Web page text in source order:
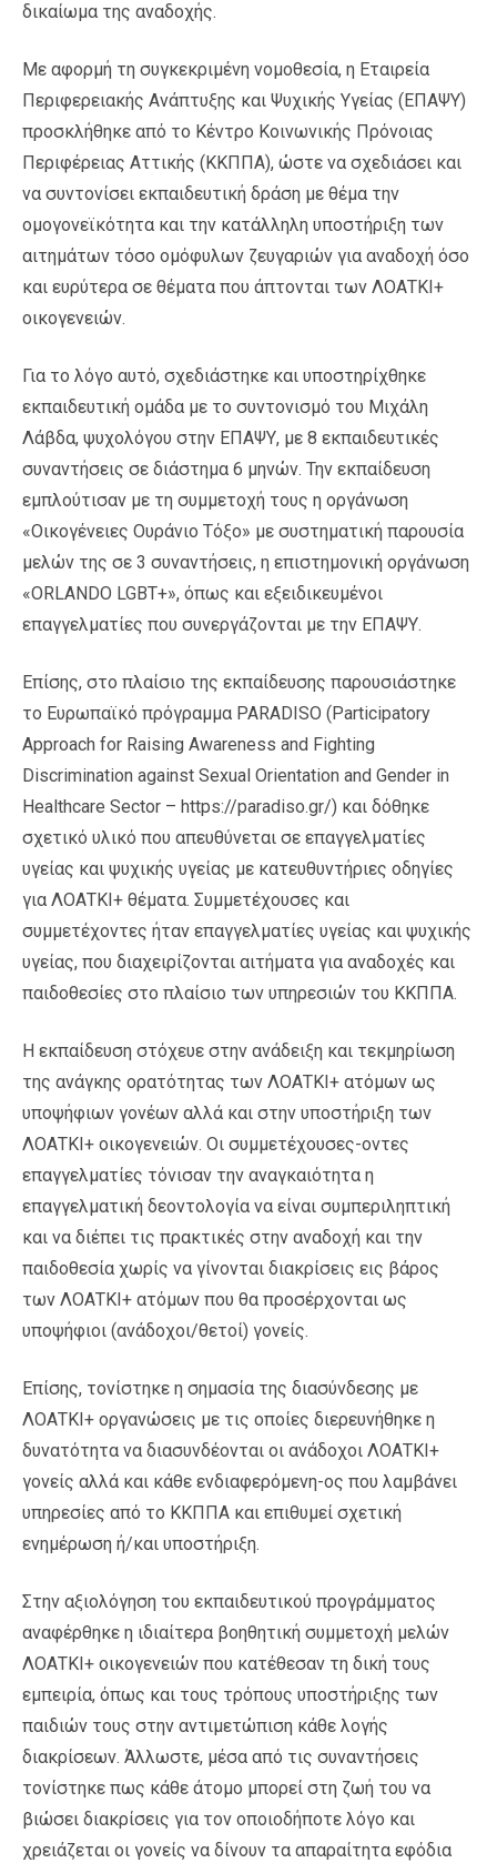
δικαίωμα της αναδοχής.
Με αφορμή τη συγκεκριμένη νομοθεσία, η Εταιρεία
Περιφερειακής Ανάπτυξης και Ψυχικής Υγείας (ΕΠΑΨΥ)
προσκλήθηκε από το Κέντρο Κοινωνικής Πρόνοιας
Περιφέρειας Αττικής (ΚΚΠΠΑ), ώστε να σχεδιάσει και
να συντονίσει εκπαιδευτική δράση με θέμα την
ομογονεϊκότητα και την κατάλληλη υποστήριξη των
αιτημάτων τόσο ομόφυλων ζευγαριών για αναδοχή όσο
και ευρύτερα σε θέματα που άπτονται των ΛΟΑΤΚΙ+
οικογενειών.
Για το λόγο αυτό, σχεδιάστηκε και υποστηρίχθηκε
εκπαιδευτική ομάδα με το συντονισμό του Μιχάλη
Λάβδα, ψυχολόγου στην ΕΠΑΨΥ, με 8 εκπαιδευτικές
συναντήσεις σε διάστημα 6 μηνών. Την εκπαίδευση
εμπλούτισαν με τη συμμετοχή τους η οργάνωση
«Οικογένειες Ουράνιο Τόξο» με συστηματική παρουσία
μελών της σε 3 συναντήσεις, η επιστημονική οργάνωση
«ORLANDO LGBT+», όπως και εξειδικευμένοι
επαγγελματίες που συνεργάζονται με την ΕΠΑΨΥ.
Επίσης, στο πλαίσιο της εκπαίδευσης παρουσιάστηκε
το Ευρωπαϊκό πρόγραμμα PARADISO (Participatory
Approach for Raising Awareness and Fighting
Discrimination against Sexual Orientation and Gender in
Healthcare Sector – https://paradiso.gr/) και δόθηκε
σχετικό υλικό που απευθύνεται σε επαγγελματίες
υγείας και ψυχικής υγείας με κατευθυντήριες οδηγίες
για ΛΟΑΤΚΙ+ θέματα. Συμμετέχουσες και
συμμετέχοντες ήταν επαγγελματίες υγείας και ψυχικής
υγείας, που διαχειρίζονται αιτήματα για αναδοχές και
παιδοθεσίες στο πλαίσιο των υπηρεσιών του ΚΚΠΠΑ.
Η εκπαίδευση στόχευε στην ανάδειξη και τεκμηρίωση
της ανάγκης ορατότητας των ΛΟΑΤΚΙ+ ατόμων ως
υποψήφιων γονέων αλλά και στην υποστήριξη των
ΛΟΑΤΚΙ+ οικογενειών. Οι συμμετέχουσες-οντες
επαγγελματίες τόνισαν την αναγκαιότητα η
επαγγελματική δεοντολογία να είναι συμπεριληπτική
και να διέπει τις πρακτικές στην αναδοχή και την
παιδοθεσία χωρίς να γίνονται διακρίσεις εις βάρος
των ΛΟΑΤΚΙ+ ατόμων που θα προσέρχονται ως
υποψήφιοι (ανάδοχοι/θετοί) γονείς.
Επίσης, τονίστηκε η σημασία της διασύνδεσης με
ΛΟΑΤΚΙ+ οργανώσεις με τις οποίες διερευνήθηκε η
δυνατότητα να διασυνδέονται οι ανάδοχοι ΛΟΑΤΚΙ+
γονείς αλλά και κάθε ενδιαφερόμενη-ος που λαμβάνει
υπηρεσίες από το ΚΚΠΠΑ και επιθυμεί σχετική
ενημέρωση ή/και υποστήριξη.
Στην αξιολόγηση του εκπαιδευτικού προγράμματος
αναφέρθηκε η ιδιαίτερα βοηθητική συμμετοχή μελών
ΛΟΑΤΚΙ+ οικογενειών που κατέθεσαν τη δική τους
εμπειρία, όπως και τους τρόπους υποστήριξης των
παιδιών τους στην αντιμετώπιση κάθε λογής
διακρίσεων. Άλλωστε, μέσα από τις συναντήσεις
τονίστηκε πως κάθε άτομο μπορεί στη ζωή του να
βιώσει διακρίσεις για τον οποιοδήποτε λόγο και
χρειάζεται οι γονείς να δίνουν τα απαραίτητα εφόδια